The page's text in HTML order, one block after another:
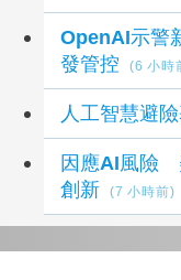
OpenAI示警
發管控
(6 小時
人工智慧避
因應AI風險
創新
(7 小時前)